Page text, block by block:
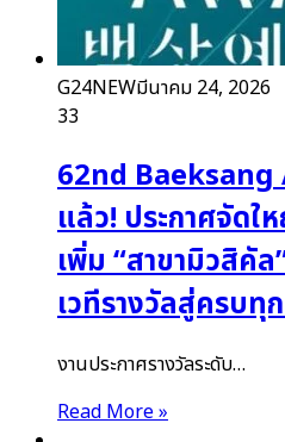
G24NEWมีนาคม 24, 2026
33
62nd
แล้ว! ประกาศจัดใ
เพิ่ม “สาขามิวสิคั
เวทีรางวัลสู่ครบทุ
งานประกาศรางวัลระดับ…
Read More »